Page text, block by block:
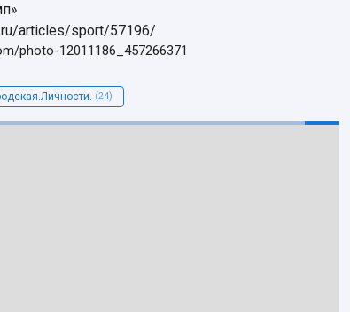
articles/sport/57196/
photo-12011186_457266371
(24)